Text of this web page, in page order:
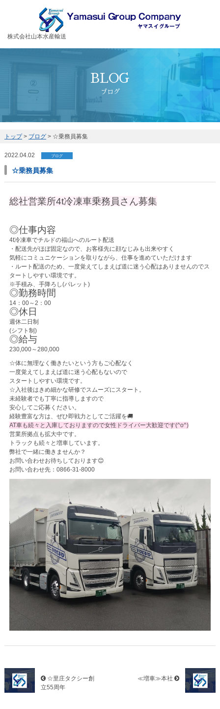
お客様の大切な荷物を安全・丁寧に運送するヤマスイグループ
株式会社山本水産輸送
BLOG
ブログ
トップ> ブログ> ☆乗務員募集
2022.04.02 ブログ
☆乗務員募集
総社営業所4t冷凍車乗務員さん募集
◎仕事内容
4t冷凍車でチルドの福山へのルート配送
・配送先がほぼ固定なので、お客様先に顔なじみも出来やすく
気軽にコミュニケーションを取りながら、仕事を進めていただけます
・ルート配送のため、一度覚えてしまえば道に迷う心配はありませんのでス
タートしやすい環境です。
※手積み、手降ろし(パレット)
◎勤務時間
14：00～2：00
◎休日
週休二日制
(シフト制)
◎給与
230,000～280,000
☆体に無理なく働きたいという方もご心配なく
一度覚えてしまえば道に迷う心配もないので
スタートしやすい環境です。
☆入社後はきめ細かな研修でスムーズにスタート。
未経験者でも丁寧に指導しますので
安心してご応募ください。
経験豊富な方は、ぜひ即戦力としてご活躍を🚚
AT車も続々と入庫しておりますので女性ドライバー大歓迎です(^o^)
営業所拠点も拡大中です。
トラックも続々と増車しています。
弊社で一緒に働きませんか？
お問い合わせお待ちしております😊
お問い合わせ先：0866-31-8000
☆里庄タクシー創
立55周年
≪増車≫本社